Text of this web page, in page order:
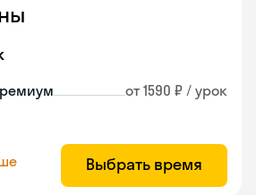
от 1590 ₽ / урок
Выбрать время